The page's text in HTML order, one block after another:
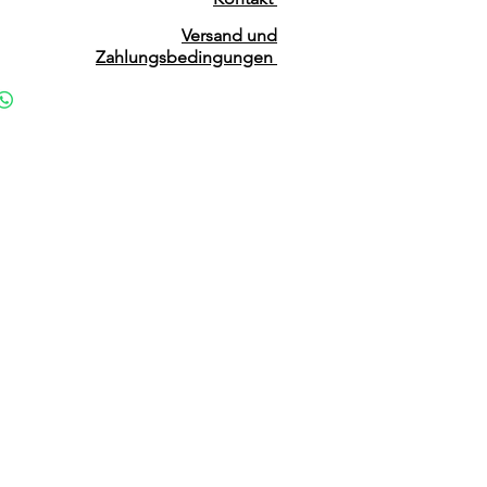
Versand und
Zahlungsbedingungen